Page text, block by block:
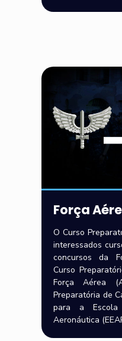
Força
O Curso
interessados
concursos da
Curso
Força Aérea
Preparatória de
para a Escola
Aeronáutica